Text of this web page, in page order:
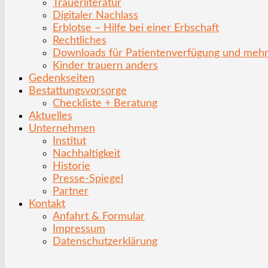
Trauerliteratur
Digitaler Nachlass
Erblotse – Hilfe bei einer Erbschaft
Rechtliches
Downloads für Patientenverfügung und mehr
Kinder trauern anders
Gedenkseiten
Bestattungsvorsorge
Checkliste + Beratung
Aktuelles
Unternehmen
Institut
Nachhaltigkeit
Historie
Presse-Spiegel
Partner
Kontakt
Anfahrt & Formular
Impressum
Datenschutzerklärung